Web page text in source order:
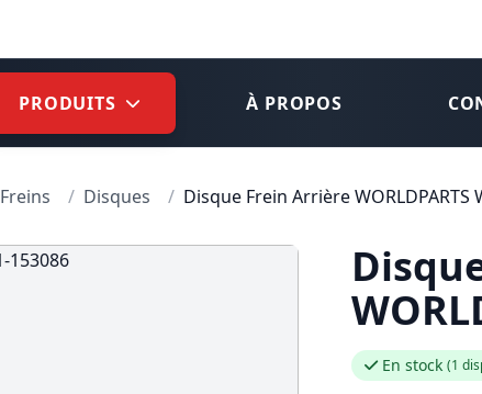
PRODUITS À PROPOS
Freins / Disques / Disque Frein Arrière WORLDPARTS
En stock (1